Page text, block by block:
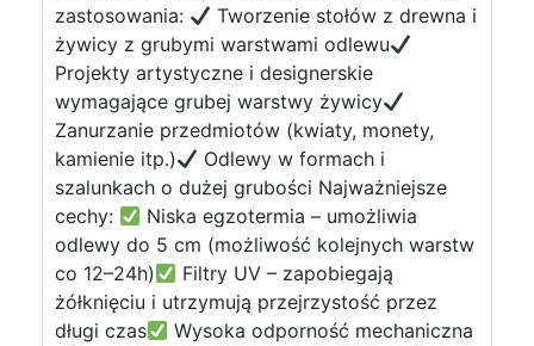
zastosowania:
Tworzenie stołów z drewna i
żywicy z grubymi warstwami odlewu
Projekty artystyczne i designerskie
wymagające grubej warstwy żywicy
Zanurzanie przedmiotów (kwiaty, monety,
kamienie itp.)
Odlewy w formach i
szalunkach o dużej grubości Najważniejsze
cechy:
Niska egzotermia – umożliwia
odlewy do 5 cm (możliwość kolejnych warstw
co 12–24h)
Filtry UV – zapobiegają
żółknięciu i utrzymują przejrzystość przez
długi czas
Wysoka odporność mechaniczna